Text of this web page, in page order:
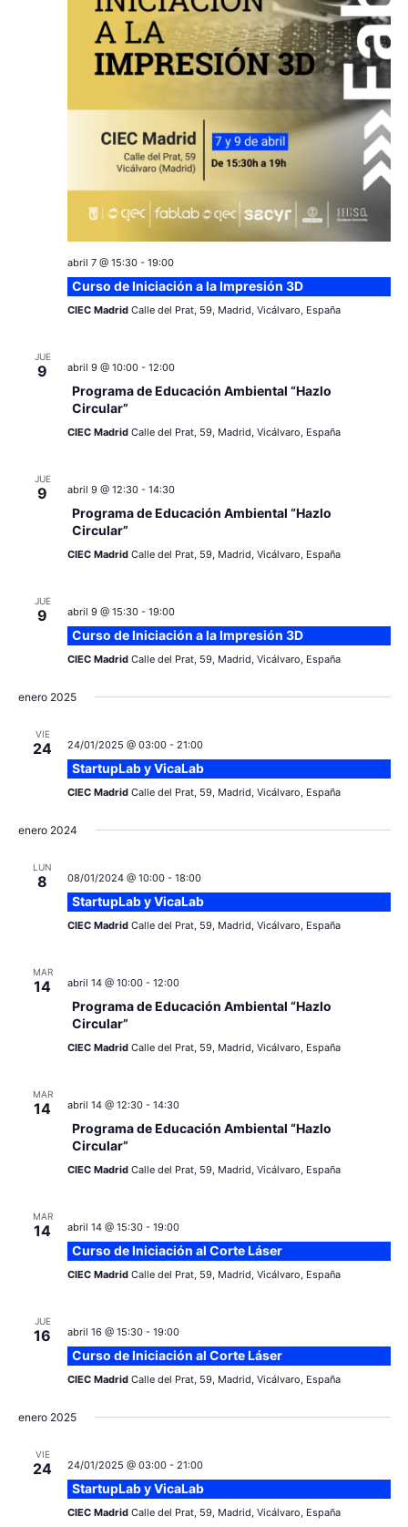
c
i
ó
n
d
e
v
i
ó
n
d
e
v
i
t
a
s
abril 7 @ 15:30- 19:00
Curso de Iniciación a la Impresión 3D
CIEC Madrid Calle del Prat, 59, Madrid, Vicálvaro, España
JUE
9 abril 9 @ 10:00- 12:00
Programa de Educación Ambiental “Hazlo
Circular”
CIEC Madrid Calle del Prat, 59, Madrid, Vicálvaro, España
JUE
9 abril 9 @ 12:30- 14:30
Programa de Educación Ambiental “Hazlo
Circular”
CIEC Madrid Calle del Prat, 59, Madrid, Vicálvaro, España
JUE
9 abril 9 @ 15:30- 19:00
Curso de Iniciación a la Impresión 3D
CIEC Madrid Calle del Prat, 59, Madrid, Vicálvaro, España
enero 2025
VIE
24 24/01/2025 @ 03:00- 21:00
StartupLab y VicaLab
CIEC Madrid Calle del Prat, 59, Madrid, Vicálvaro, España
enero 2024
LUN
8 08/01/2024 @ 10:00- 18:00
StartupLab y VicaLab
CIEC Madrid Calle del Prat, 59, Madrid, Vicálvaro, España
MAR
14 abril 14 @ 10:00- 12:00
Programa de Educación Ambiental “Hazlo
Circular”
CIEC Madrid Calle del Prat, 59, Madrid, Vicálvaro, España
MAR
14 abril 14 @ 12:30- 14:30
Programa de Educación Ambiental “Hazlo
Circular”
CIEC Madrid Calle del Prat, 59, Madrid, Vicálvaro, España
MAR
14 abril 14 @ 15:30- 19:00
Curso de Iniciación al Corte Láser
CIEC Madrid Calle del Prat, 59, Madrid, Vicálvaro, España
JUE
16 abril 16 @ 15:30- 19:00
Curso de Iniciación al Corte Láser
CIEC Madrid Calle del Prat, 59, Madrid, Vicálvaro, España
enero 2025
VIE
24 24/01/2025 @ 03:00- 21:00
StartupLab y VicaLab
CIEC Madrid Calle del Prat, 59, Madrid, Vicálvaro, España